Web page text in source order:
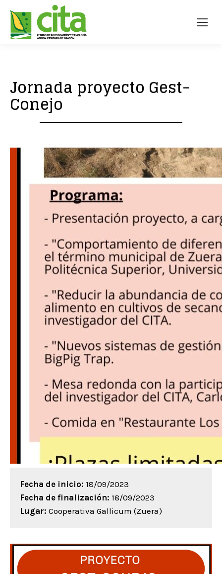
Jornada proyecto Gest-
Conejo
Fecha de inicio: 18/09/2023
Fecha de finalización: 18/09/2023
Lugar: Cooperativa Gallicum (Zuera)